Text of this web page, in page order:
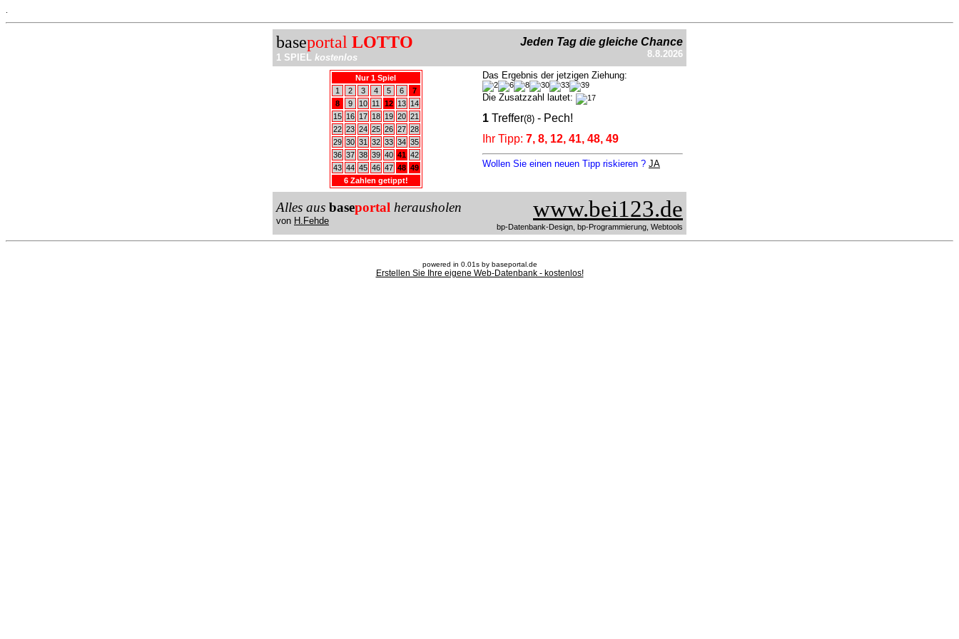
baseportal LOTTO
1 SPIEL kostenlos
Jeden Tag die gleiche Chance
8.8.2026
Nur 1 Spiel
1
2 3 4 5 6
7
8
9 10 11 12 13
14
15
16 17 18 19 20 21
22 23 24 25 26 27 28
29 30 31 32 33 34 35
36 37 38 39 40 41 42
43 44 45 46 47 48 49
6 Zahlen getippt!
Das Ergebnis der jetzigen Ziehung:
Die Zusatzzahl lautet:
1 Treffer(8) - Pech!
Ihr Tipp: 7, 8, 12, 41, 48, 49
Wollen Sie einen neuen Tipp riskieren ? JA
Alles aus baseportal herausholen
von H.Fehde www.bei123.de
bp-Datenbank-Design, bp-Programmierung, Webtools
powered in 0.01s by baseportal.de
Erstellen Sie Ihre eigene Web-Datenbank - kostenlos!